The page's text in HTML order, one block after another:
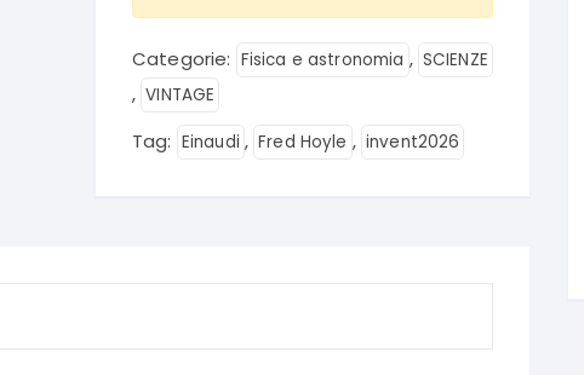
Categorie: Fisica e astronomia , SCIENZE
, VINTAGE
Tag: Einaudi , Fred Hoyle , invent2026